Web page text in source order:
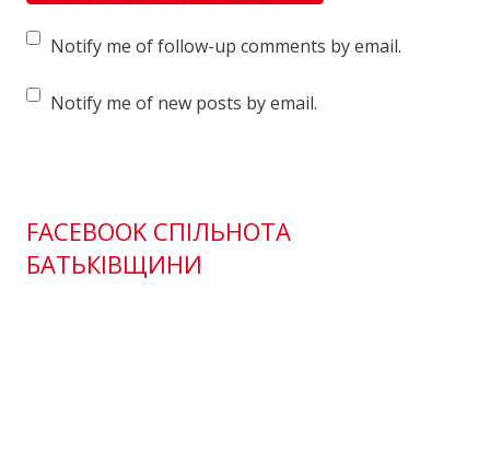
Notify me of follow-up comments by email.
Notify me of new posts by email.
FACEBOOK СПІЛЬНОТА
БАТЬКІВЩИНИ